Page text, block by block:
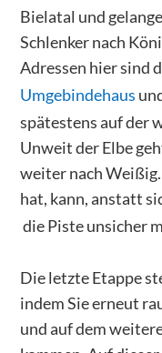
Bielatal und
Schlenker nach
Adressen hier sind
Umgebindehaus
spätestens auf der
Unweit der Elbe
weiter nach
hat, kann, anstatt
die Piste unsicher
Die letzte Etappe
indem Sie erneut
und auf dem